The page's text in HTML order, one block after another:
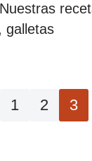
Nuestras
galletas
1 2 3